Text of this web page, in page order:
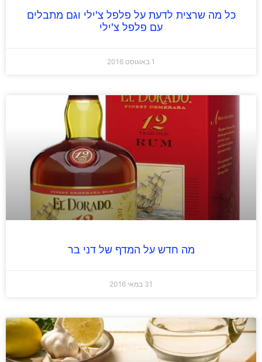
כל מה שרצית לדעת על פלפל צ'ילי וגם מתבלים
עם פלפל צ'ילי
מה חדש על המדף של דני בר